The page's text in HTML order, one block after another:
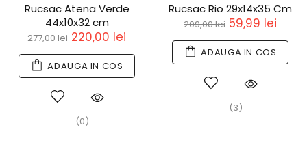
Rucsac Atena Verde
44x10x32 cm
277,00 lei 220,00 lei
ADAUGA IN COS
(0)
Rucsac Rio 29x14x35 Cm
209,00 lei 59,99 lei
ADAUGA IN COS
(3)